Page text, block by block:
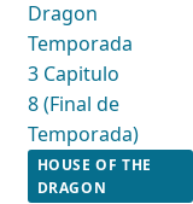
HOUSE OF THE
DRAGON